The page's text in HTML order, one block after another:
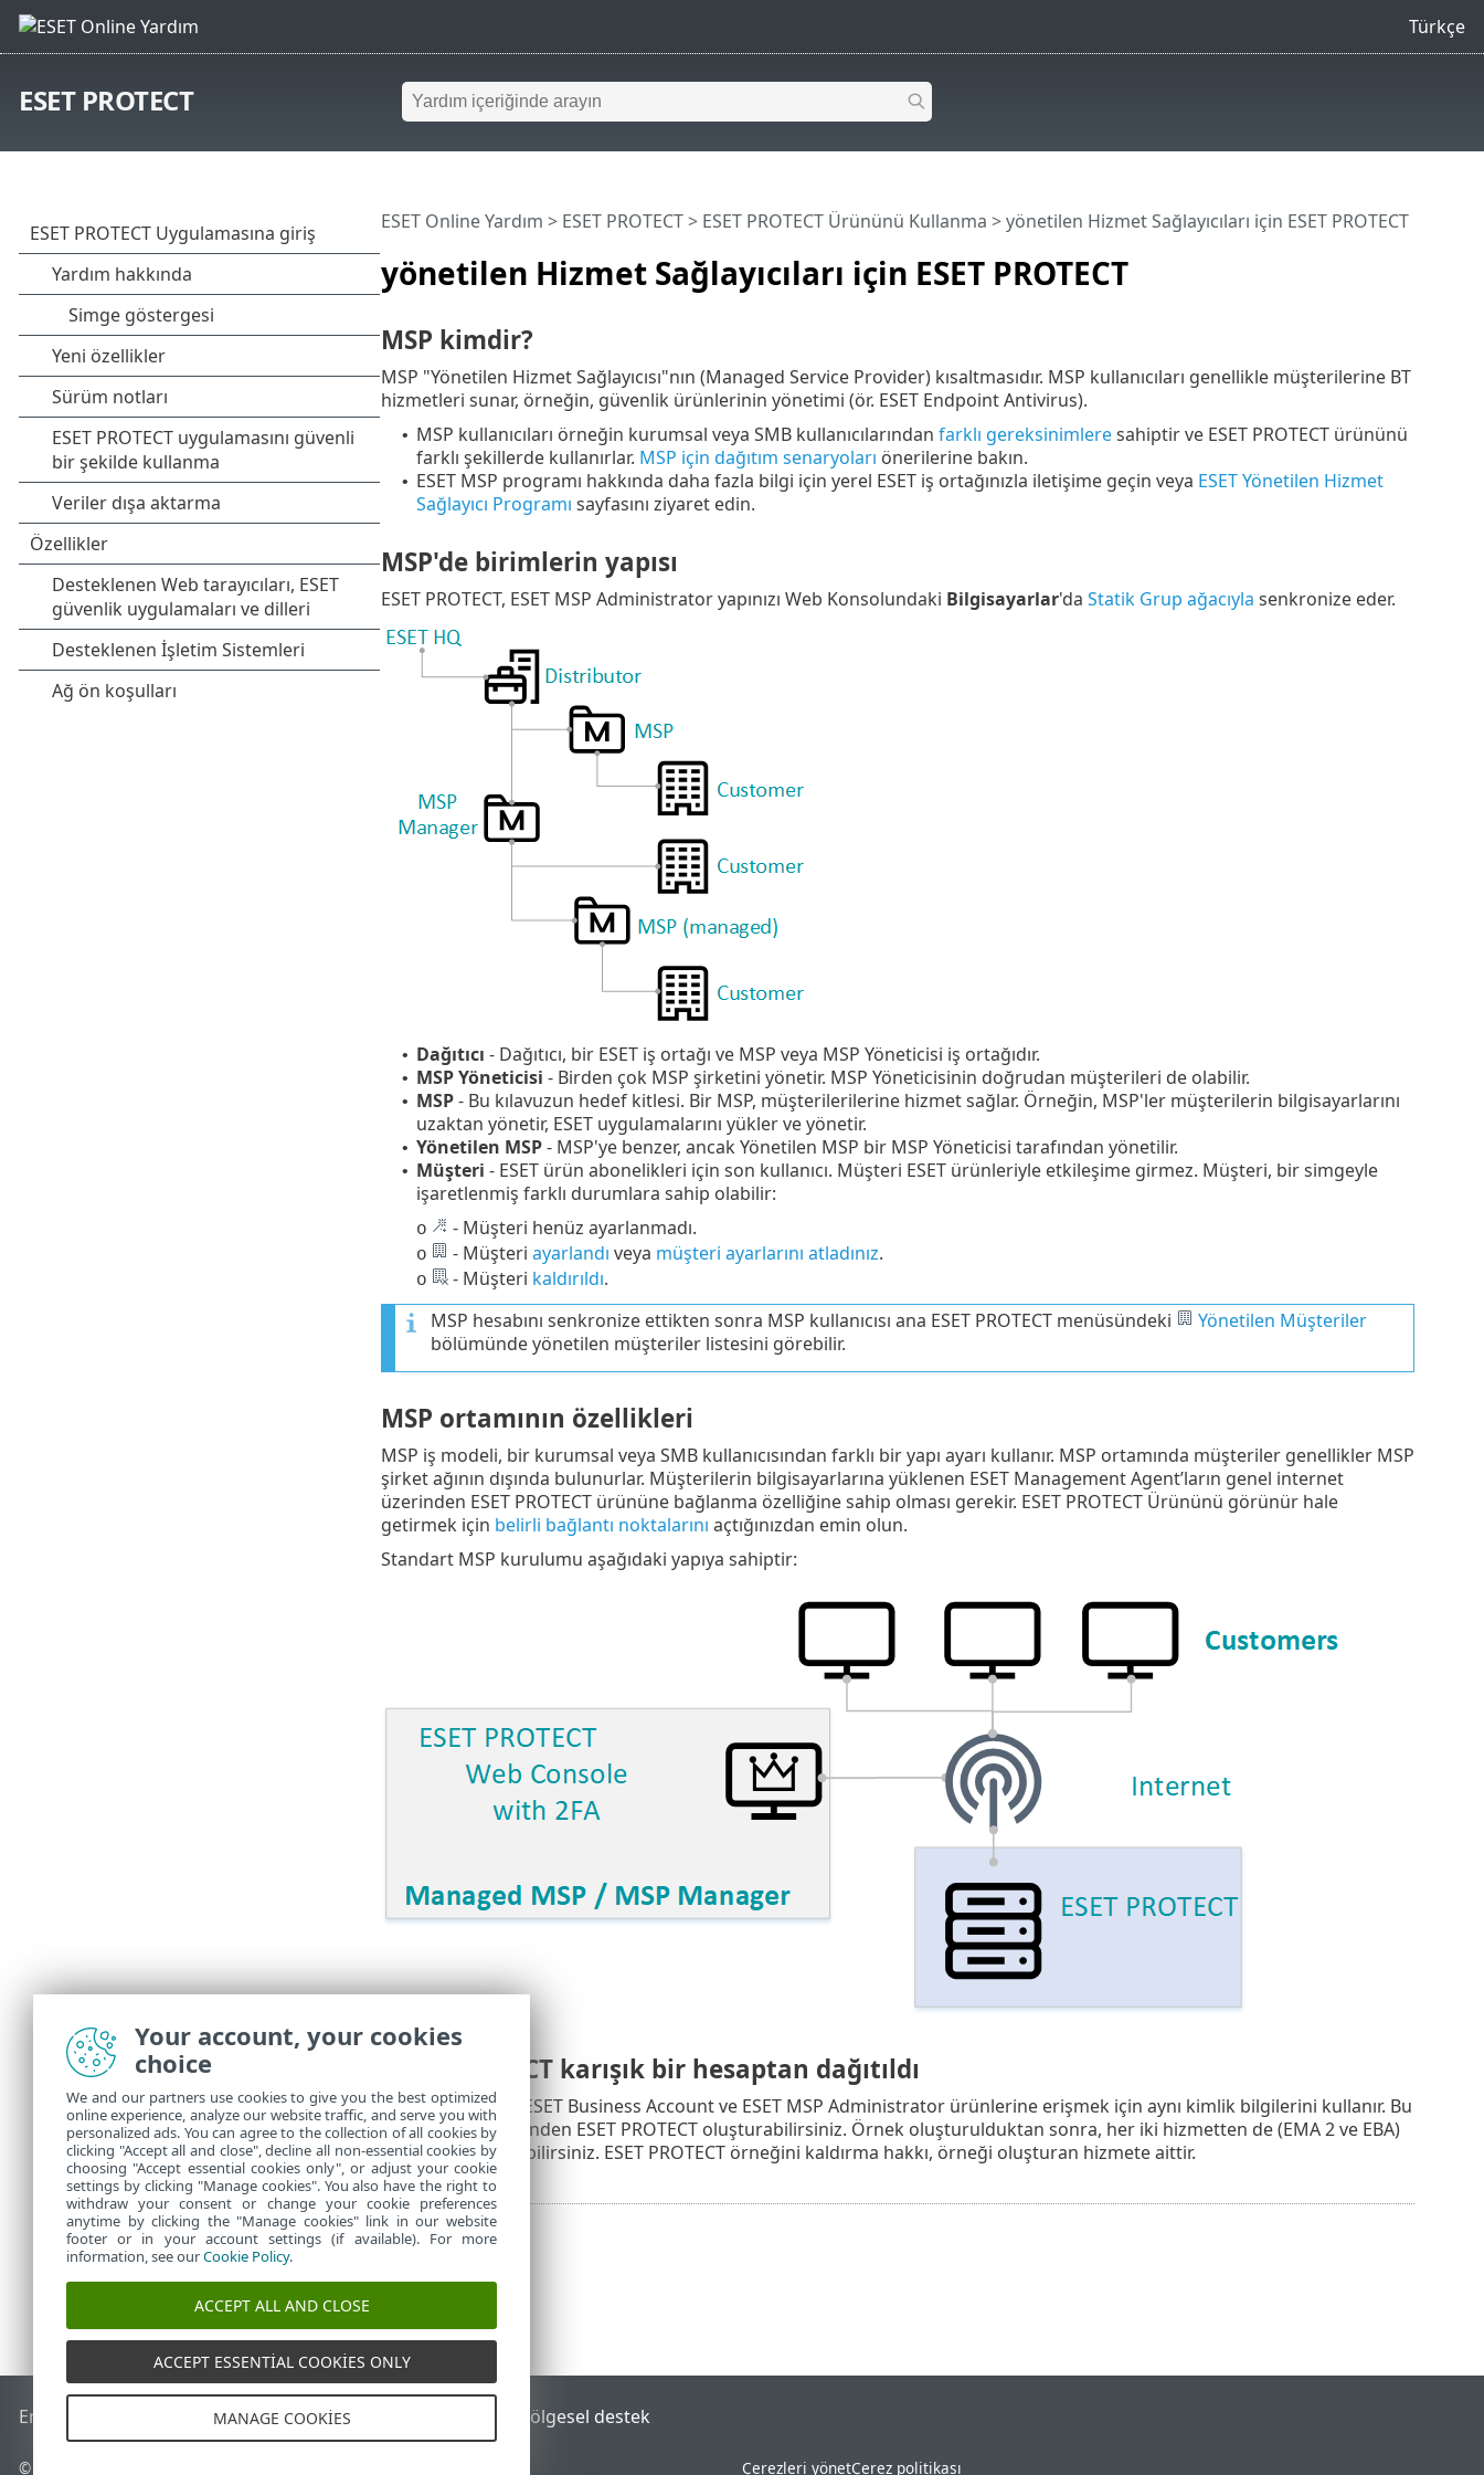
Türkçe
ESET PROTECT
yönetilen Hizmet Sağlayıcıları için ESET PROTECT
ESET Online Yardım > ESET PROTECT> ESET PROTECT Ürününü Kullanma > yönetilen Hizmet Sağlayıcıları için ESET PROTECT
MSP kimdir?
MSP "Yönetilen Hizmet Sağlayıcısı"nın (Managed Service Provider) kısaltmasıdır. MSP kullanıcıları genellikle müşterilerine BT
hizmetleri sunar, örneğin, güvenlik ürünlerinin yönetimi (ör. ESET Endpoint Antivirus).
• MSP kullanıcıları örneğin kurumsal veya SMB kullanıcılarından farklı gereksinimleresahiptir ve ESET PROTECT ürününü
farklı şekillerde kullanırlar. MSP için dağıtım senaryoları önerilerine bakın.
• ESET MSP programı hakkında daha fazla bilgi için yerel ESET iş ortağınızla iletişime geçin veya ESET Yönetilen Hizmet
Sağlayıcı Programı sayfasını ziyaret edin.
MSP'de birimlerin yapısı
ESET PROTECT, ESET MSP Administrator yapınızı Web Konsolundaki Bilgisayarlar'da Statik Grup ağacıyla senkronize eder.
• Dağıtıcı - Dağıtıcı, bir ESET iş ortağı ve MSP veya MSP Yöneticisi iş ortağıdır.
• MSP Yöneticisi - Birden çok MSP şirketini yönetir. MSP Yöneticisinin doğrudan müşterileri de olabilir.
• MSP- Bu kılavuzun hedef kitlesi. Bir MSP, müşterilerilerine hizmet sağlar. Örneğin, MSP'ler müşterilerin bilgisayarlarını
uzaktan yönetir, ESET uygulamalarını yükler ve yönetir.
• Yönetilen MSP- MSP'ye benzer, ancak Yönetilen MSP bir MSP Yöneticisi tarafından yönetilir.
• Müşteri - ESET ürün abonelikleri için son kullanıcı. Müşteri ESET ürünleriyle etkileşime girmez. Müşteri, bir simgeyle
işaretlenmiş farklı durumlara sahip olabilir:
o - Müşteri henüz ayarlanmadı.
o - Müşteri ayarlandı veya müşteri ayarlarını atladınız.
o - Müşteri kaldırıldı.
MSP hesabını senkronize ettikten sonra MSP kullanıcısı ana ESET PROTECT menüsündeki
Yönetilen Müşteriler
bölümünde yönetilen müşteriler listesini görebilir.
MSP ortamının özellikleri
MSP iş modeli, bir kurumsal veya SMB kullanıcısından farklı bir yapı ayarı kullanır. MSP ortamında müşteriler genellikler MSP
şirket ağının dışında bulunurlar. Müşterilerin bilgisayarlarına yüklenen ESET Management Agent’ların genel internet
üzerinden ESET PROTECT ürününe bağlanma özelliğine sahip olması gerekir. ESET PROTECT Ürününü görünür hale
getirmek için belirli bağlantı noktalarını açtığınızdan emin olun.
Standart MSP kurulumu aşağıdaki yapıya sahiptir:
ESET PROTECT karışık bir hesaptan dağıtıldı
Karma bir hesap ESET Business Account ve ESET MSP Administrator ürünlerine erişmek için aynı kimlik bilgilerini kullanır. Bu
durumda, her birinden ESET PROTECT oluşturabilirsiniz. Örnek oluşturulduktan sonra, her iki hizmetten de (EMA 2 ve EBA)
aynı örneğe erişebilirsiniz. ESET PROTECT örneğini kaldırma hakkı, örneği oluşturan hizmete aittir.
End of Life ESET Bilgi BankasıESET Forumu Bölgesel destek
© 1992 - 2026 ESET, spol. s r.o. - Tüm hakları saklıdır. Çerezleri yönetÇerez politikası
Your account, your cookies
choice
We and our partners use cookies to give you the best optimized
online experience, analyze our website traffic, and serve you with
personalized ads. You can agree to the collection of all cookies by
clicking "Accept all and close", decline all non-essential cookies by
choosing "Accept essential cookies only", or adjust your cookie
settings by clicking "Manage cookies". You also have the right to
withdraw your consent or change your cookie preferences
anytime by clicking the "Manage cookies" link in our website
footer or in your account settings (if available). For more
information, see ourCookie Policy.
ACCEPT ALL AND CLOSE
ACCEPT ESSENTIAL COOKIES ONLY
MANAGE COOKIES